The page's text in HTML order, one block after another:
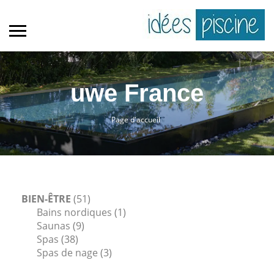
uwe France
Page d'accueil
BIEN-ÊTRE (51)
Bains nordiques (1)
Saunas (9)
Spas (38)
Spas de nage (3)